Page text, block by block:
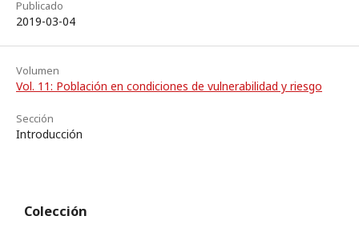
Publicado
2019-03-04
Volumen
Vol. 11: Población en condiciones de vulnerabilidad y riesgo
Sección
Introducción
Colección